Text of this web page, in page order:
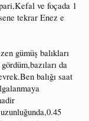
ve foçada 1
tekrar Enez e
gümüş balıkları
da
balığı saat